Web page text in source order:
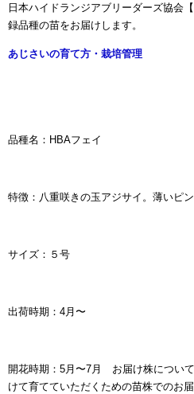
日本ハイドランジアブリーダーズ協会
録品種の苗をお届けします。
あじさいの育て方・栽培管理
品種名： HBAフェイ
特徴： 八重咲きの玉アジサイ。薄いピ
サイズ：５号
出荷時期：4月〜
開花時期：5月〜7月 お届け株につい
けて育てていただくための苗株でのお届